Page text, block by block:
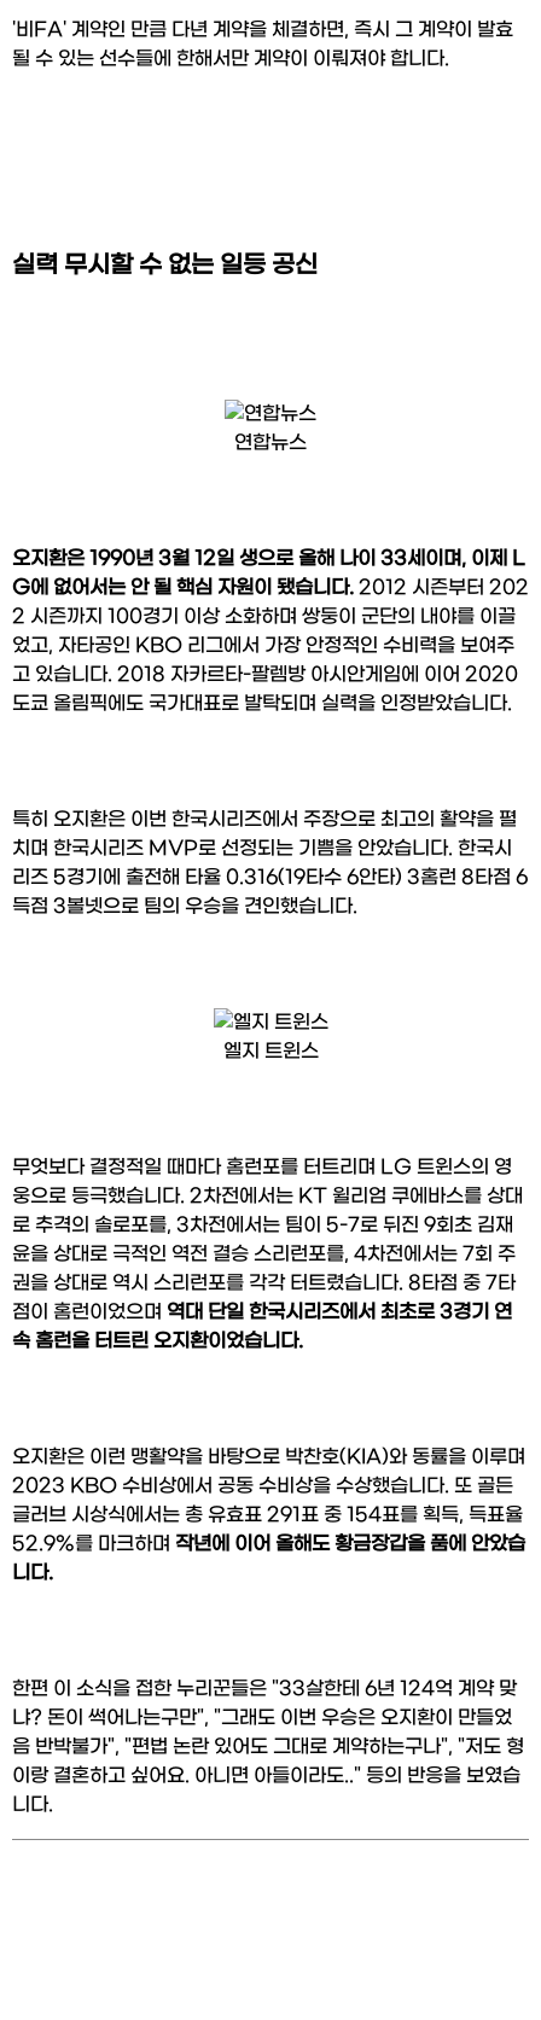
'비FA' 계약인 만큼 다년 계약을 체결하면, 즉시 그 계약이 발효
될 수 있는 선수들에 한해서만 계약이 이뤄져야 합니다.
실력 무시할 수 없는 일등 공신
연합뉴스
오지환은 1990년 3월 12일 생으로 올해 나이 33세이며, 이제 L
G에 없어서는 안 될 핵심 자원이 됐습니다. 2012 시즌부터 202
2 시즌까지 100경기 이상 소화하며 쌍둥이 군단의 내야를 이끌
었고, 자타공인 KBO 리그에서 가장 안정적인 수비력을 보여주
고 있습니다. 2018 자카르타-팔렘방 아시안게임에 이어 2020
도쿄 올림픽에도 국가대표로 발탁되며 실력을 인정받았습니다.
특히 오지환은 이번 한국시리즈에서 주장으로 최고의 활약을 펼
치며 한국시리즈 MVP로 선정되는 기쁨을 안았습니다. 한국시
리즈 5경기에 출전해 타율 0.316(19타수 6안타) 3홈런 8타점 6
득점 3볼넷으로 팀의 우승을 견인했습니다.
엘지 트윈스
무엇보다 결정적일 때마다 홈런포를 터트리며 LG 트윈스의 영
웅으로 등극했습니다. 2차전에서는 KT 윌리엄 쿠에바스를 상대
로 추격의 솔로포를, 3차전에서는 팀이 5-7로 뒤진 9회초 김재
윤을 상대로 극적인 역전 결승 스리런포를, 4차전에서는 7회 주
권을 상대로 역시 스리런포를 각각 터트렸습니다. 8타점 중 7타
점이 홈런이었으며 역대 단일 한국시리즈에서 최초로 3경기 연
속 홈런을 터트린 오지환이었습니다.
오지환은 이런 맹활약을 바탕으로 박찬호(KIA)와 동률을 이루며
2023 KBO 수비상에서 공동 수비상을 수상했습니다. 또 골든
글러브 시상식에서는 총 유효표 291표 중 154표를 획득, 득표율
52.9%를 마크하며 작년에 이어 올해도 황금장갑을 품에 안았습
니다.
한편 이 소식을 접한 누리꾼들은 "33살한테 6년 124억 계약 맞
냐? 돈이 썩어나는구만", "그래도 이번 우승은 오지환이 만들었
음 반박불가", "편법 논란 있어도 그대로 계약하는구나", "저도 형
이랑 결혼하고 싶어요. 아니면 아들이라도.." 등의 반응을 보였습
니다.